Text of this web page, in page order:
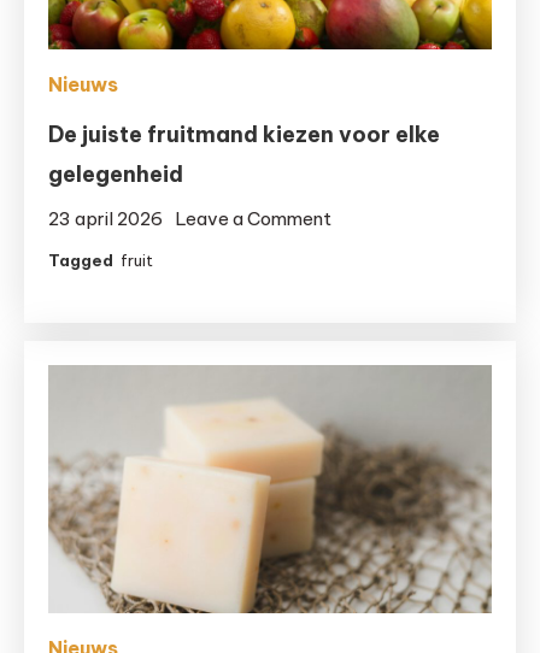
Nieuws
De juiste fruitmand kiezen voor elke
gelegenheid
23 april 2026 Leave a Comment
gelegenheid
Tagged fruit